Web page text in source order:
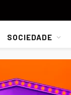
SOCIEDADE